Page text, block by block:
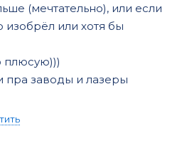
(мечтательно), или если
изобрёл или хотя бы
плюсую)))
заводы и лазеры